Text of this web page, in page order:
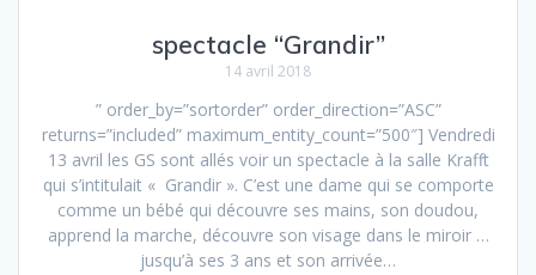
spectacle “Grandir”
14 avril 2018
” order_by=”sortorder” order_direction=”ASC”
returns=”included” maximum_entity_count=”500″] Vendredi
13 avril les GS sont allés voir un spectacle à la salle Krafft
qui s’intitulait « Grandir ». C’est une dame qui se comporte
comme un bébé qui découvre ses mains, son doudou,
apprend la marche, découvre son visage dans le miroir …
jusqu’à ses 3 ans et son arrivée…